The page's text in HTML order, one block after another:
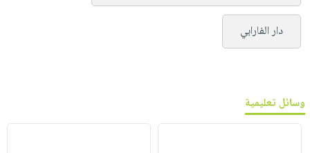
دار الفارابي
وسائل تعليمية